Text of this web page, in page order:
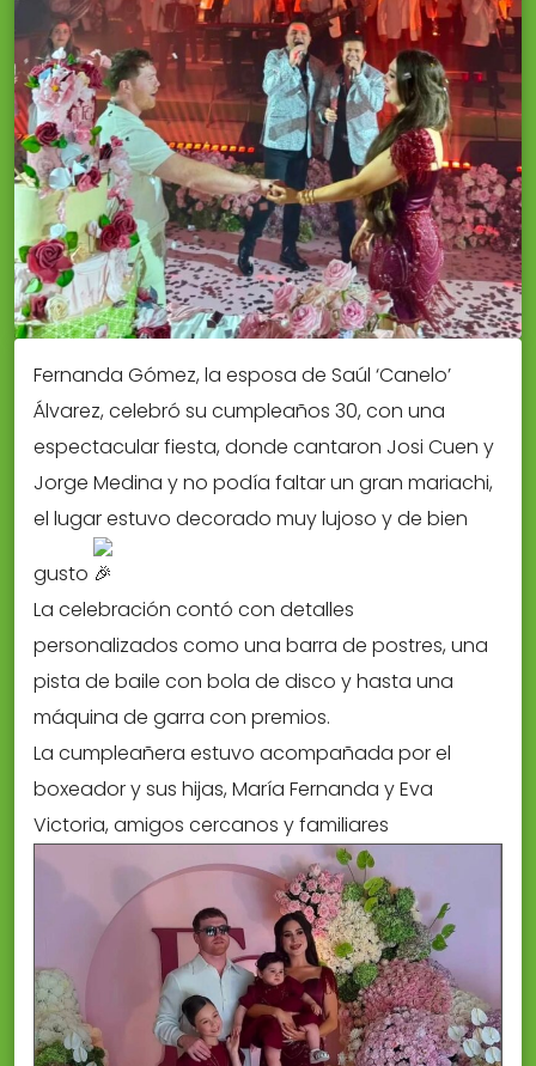
Fernanda Gómez, la esposa de Saúl ‘Canelo’
Álvarez, celebró su cumpleaños 30, con una
espectacular fiesta, donde cantaron Josi Cuen y
Jorge Medina y no podía faltar un gran mariachi,
el lugar estuvo decorado muy lujoso y de bien
gusto
La celebración contó con detalles
personalizados como una barra de postres, una
pista de baile con bola de disco y hasta una
máquina de garra con premios.
La cumpleañera estuvo acompañada por el
boxeador y sus hijas, María Fernanda y Eva
Victoria, amigos cercanos y familiares